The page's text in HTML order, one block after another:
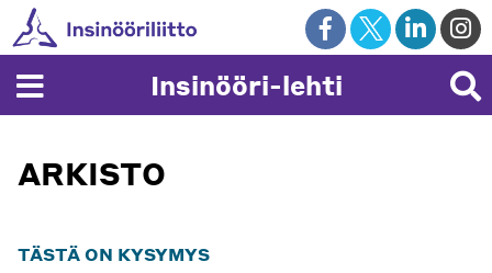
Skip
to
content
Insinööri-lehti
ARKISTO
TÄSTÄ ON KYSYMYS